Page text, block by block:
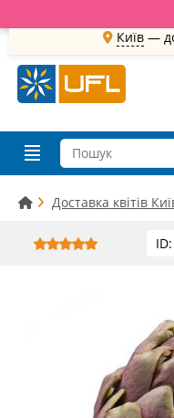
Київ —
Доставка квітів